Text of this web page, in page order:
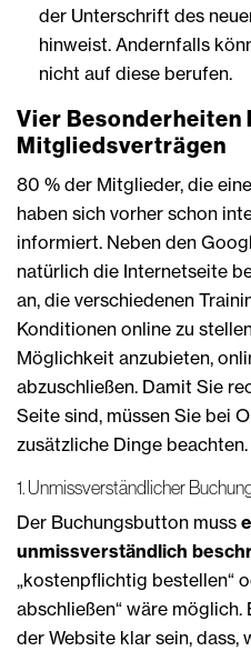
der Unterschrift des
hinweist. Andernfalls
nicht auf diese berufen.
Vier Besonderheiten
Mitgliedsverträgen
80 % der Mitglieder, die
haben sich vorher schon
informiert. Neben den
natürlich die Internetseite
an, die verschiedenen
Konditionen online zu
Möglichkeit anzubieten,
abzuschließen. Damit Sie
Seite sind, müssen Sie bei
zusätzliche Dinge beachten.
1. Unmissverständlicher
Der Buchungsbutton muss
unmissverständlich
„kostenpflichtig bestellen“
abschließen“ wäre möglich.
der Website klar sein,